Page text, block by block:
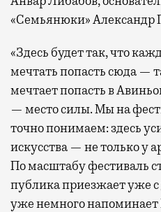
«Семьянюки» Александр
«Здесь будет так, что
мечтать попасть сюда —
мечтает попасть в
— место силы. Мы на
точно понимаем: здесь
искусства — не только у
По масштабу фестиваль
публика приезжает уже с
уже немного